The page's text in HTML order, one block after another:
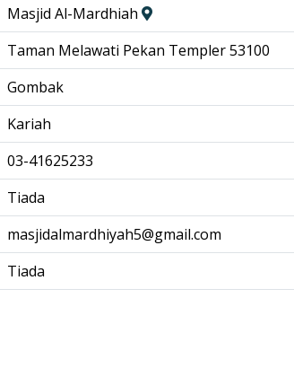
Masjid Al-Mardhiah
Taman Melawati Pekan Templer 53100
Gombak
Kariah
03-41625233
Tiada
masjidalmardhiyah5@gmail.com
Tiada